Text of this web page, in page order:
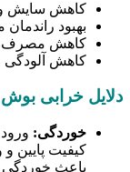
کاهش سایش و
بهبود راندمان
کاهش
کاهش
دلایل خرابی بوش
خوردگی:
کیفیت پایین
باعث